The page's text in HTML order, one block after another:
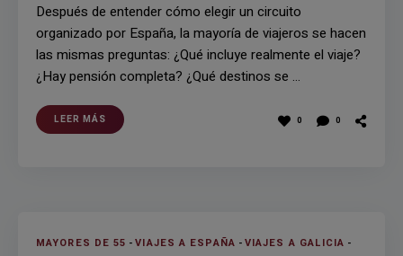
Después de entender cómo elegir un circuito
organizado por España, la mayoría de viajeros se hacen
las mismas preguntas: ¿Qué incluye realmente el viaje?
¿Hay pensión completa? ¿Qué destinos se …
LEER MÁS 0 0
MAYORES DE 55 -VIAJES A ESPAÑA -VIAJES A GALICIA -